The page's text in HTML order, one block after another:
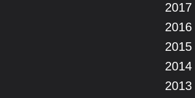
2017
2016
2015
2014
2013